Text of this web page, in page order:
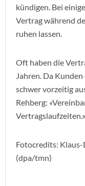
kündigen. Bei
Vertrag während
ruhen lassen.
Oft haben die
Jahren. Da
schwer vorzeitig
Rehberg:
Vertragslaufzeiten.»
Fotocredits:
(dpa/tmn)